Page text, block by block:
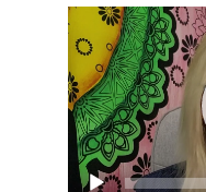
Video
přehrávač